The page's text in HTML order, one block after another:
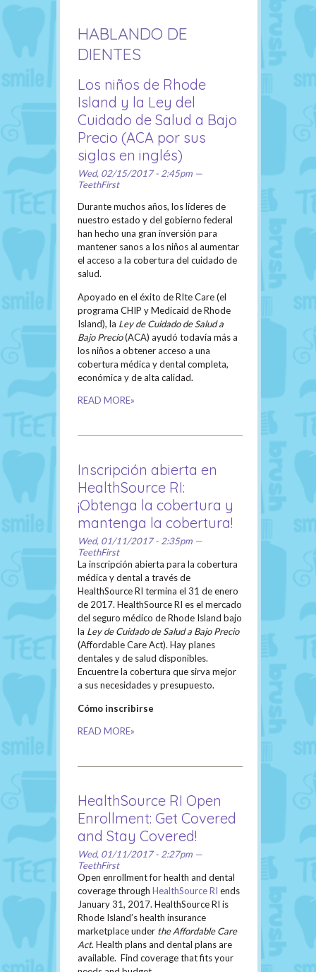
HABLANDO DE
DIENTES
Los niños de Rhode
Island y la Ley del
Cuidado de Salud a Bajo
Precio (ACA por sus
siglas en inglés)
Wed, 02/15/2017 - 2:45pm —
TeethFirst
Durante muchos años, los líderes de
nuestro estado y del gobierno federal
han hecho una gran inversión para
mantener sanos a los niños al aumentar
el acceso a la cobertura del cuidado de
salud.
Apoyado en el éxito de RIte Care (el
programa CHIP y Medicaid de Rhode
Island), la Ley de Cuidado de Salud a
Bajo Precio(ACA) ayudó todavía más a
los niños a obtener acceso a una
cobertura médica y dental completa,
económica y de alta calidad.
READ MORE»
Inscripción abierta en
HealthSource RI:
¡Obtenga la cobertura y
mantenga la cobertura!
Wed, 01/11/2017 - 2:35pm —
TeethFirst
La inscripción abierta para la cobertura
médica y dental a través de
HealthSource RI termina el 31 de enero
de 2017. HealthSource RI es el mercado
del seguro médico de Rhode Island bajo
la Ley de Cuidado de Salud a Bajo Precio
(Affordable Care Act). Hay planes
dentales y de salud disponibles.
Encuentre la cobertura que sirva mejor
a sus necesidades y presupuesto.
Cómo inscribirse
READ MORE»
HealthSource RI Open
Enrollment: Get Covered
and Stay Covered!
Wed, 01/11/2017 - 2:27pm —
TeethFirst
Open enrollment for health and dental
coverage through HealthSource RI ends
January 31, 2017. HealthSource RI is
Rhode Island’s health insurance
marketplace under the Affordable Care
Act. Health plans and dental plans are
available. Find coverage that fits your